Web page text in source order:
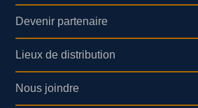
Devenir partenaire
Lieux de distribution
Nous joindre